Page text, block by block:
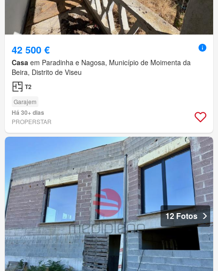
42 500 €
Casa em Paradinha e Nagosa, Município de Moimenta da
Beira, Distrito de Viseu
T2
Garajem
Há 30+ dias
PROPERSTAR
12 Fotos